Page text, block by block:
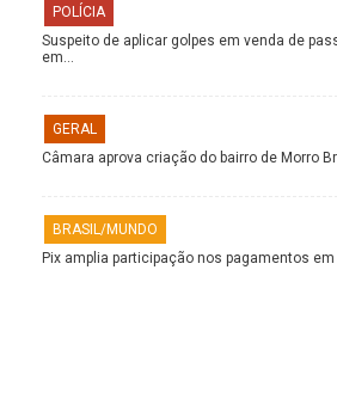
POLÍCIA
Suspeito de aplicar golpes em venda de
em…
GERAL
Câmara aprova criação do bairro de Morro
BRASIL/MUNDO
Pix amplia participação nos pagamentos